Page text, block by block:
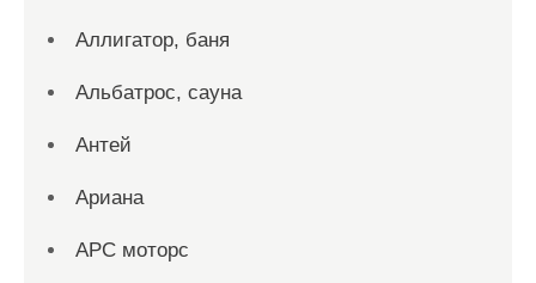
Аллигатор, баня
Альбатрос, сауна
Антей
Ариана
АРС моторс